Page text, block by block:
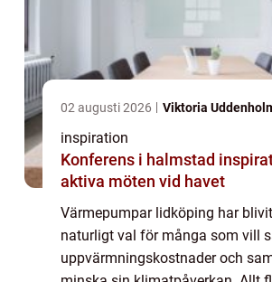
02 augusti 2026 Viktoria
inspiration
Konferens i halmstad inspiration för
aktiva möten vid havet
Värmepumpar lidköping har
naturligt val för många som vill
uppvärmningskostnader och